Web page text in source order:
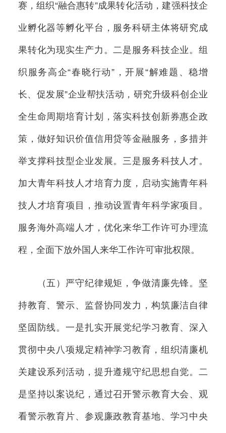
赛，组织“融合惠转”成果转化活动，建强科技企
业孵化器等孵化平台，服务科研主体将研究成
果转化为现实生产力。二是服务科技企业。组
织服务高企“春晓行动”，开展“解难题、稳增
长、促发展”企业帮扶活动，研究升级科创企业
全生命周期培育计划，落实科技创新券惠企政
策，做好知识价值信用贷等金融服务，多措并
举支撑科技型企业发展。三是服务科技人才。
加大青年科技人才培育力度，启动实施青年科
技人才培育项目，推动设置青年科学家项目。
服务海外高端人才，优化来华工作许可办理流
程，全面下放外国人来华工作许可审批权限。
（五）严守纪律规矩，争做清廉先锋。坚
持教育、警示、监督协同发力，构筑廉洁自律
坚固防线。一是扎实开展党纪学习教育、深入
贯彻中央八项规定精神学习教育，组织清廉机
关建设系列活动，提升遵规守纪思想自觉。二
是坚持以案说纪，通过召开警示教育大会、观
看警示教育片、参观廉政教育基地、学习中央